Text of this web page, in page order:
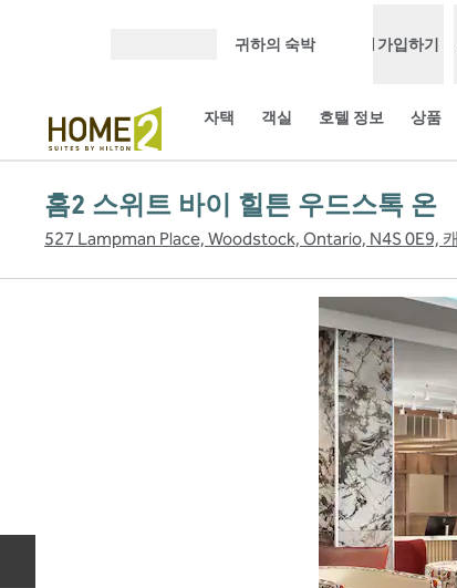
귀하의 숙박 가입하기
자택 객실 호텔 정보 상품
홈2 스위트 바이 힐튼 우드스톡 온
527 Lampman Place, Woodstock, Ontario, N4S 0E9,